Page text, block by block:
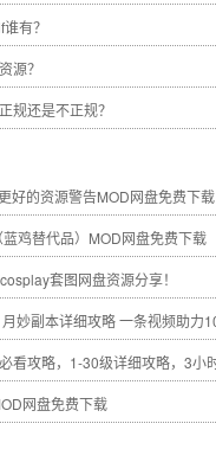
有？
源？
规还是不正规？
好的资源警告MOD网盘免费下载
鸡替代品）MOD网盘免费下载
套图网盘资源分享！
妙副本详细攻略 一条视频助力10
看攻略，1-30级详细攻略，3小
网盘免费下载